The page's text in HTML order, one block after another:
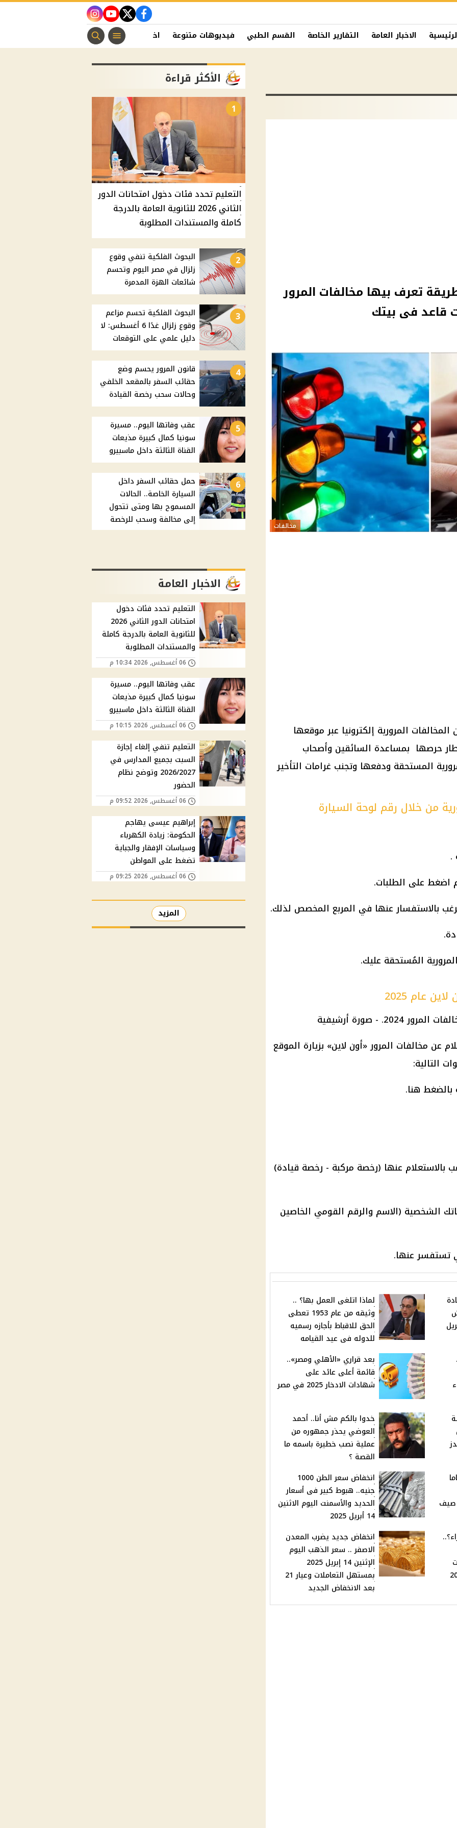
facebook
twitter
youtube
instagram
الاخبار العامة التقارير الخاصة القسم الطبي فيديوهات متنوعة اخبار الفن منوعات مسيحية
تعرف بيها مخالفات المرور
مخالفات
المرورية إلكترونيا عبر موقعها
حرصها بمساعدة السائقين وأصحاب
المستحقة ودفعها وتجنب غرامات التأخير
من خلال رقم لوحة السيارة
عام 2025
عن مخالفات المرور «أون لاين» بزيارة الموقع
التالية:
بالاستعلام عنها (رخصة مركبة - رخصة قيادة)
الشخصية (الاسم والرقم القومي الخاصين
لماذا اتلغى العمل بها؟ ..
وثيقه من عام 1953 تعطى
الحق للاقباط بأجازه رسميه
للدوله فى عيد القيامه
بعد قراري «الأهلي ومصر»..
قائمة أعلى عائد على
شهادات الادخار 2025 في مصر
خدوا بالكم مش أنا.. أحمد
العوضي يحذر جمهوره من
عملية نصب خطيرة باسمه ما
القصة ؟
صيف
انخفاض سعر الطن 1000
جنيه.. هبوط كبير فى أسعار
الحديد والأسمنت اليوم الاثنين
14 أبريل 2025
انخفاض جديد يضرب المعدن
الاصفر .. سعر الذهب اليوم
الإثنين 14 إبريل 2025
بمستهل التعاملات وعيار 21
بعد الانخفاض الجديد
الأكثر قراءة
1
التعليم تحدد فئات دخول امتحانات الدور
الثاني 2026 للثانوية العامة بالدرجة
كاملة والمستندات المطلوبة
2
البحوث الفلكية تنفي وقوع
زلزال في مصر اليوم وتحسم
شائعات الهزة المدمرة
3
البحوث الفلكية تحسم مزاعم
وقوع زلزال غدًا 6 أغسطس: لا
دليل علمي على التوقعات
4
قانون المرور يحسم وضع
حقائب السفر بالمقعد الخلفي
وحالات سحب رخصة القيادة
5
عقب وفاتها اليوم.. مسيرة
سونيا كمال كبيرة مذيعات
القناة الثالثة داخل ماسبيرو
6
حمل حقائب السفر داخل
السيارة الخاصة.. الحالات
المسموح بها ومتى تتحول
إلى مخالفة وسحب للرخصة
الاخبار العامة
التعليم تحدد فئات دخول
امتحانات الدور الثاني 2026
للثانوية العامة بالدرجة كاملة
والمستندات المطلوبة
06 أغسطس, 2026 10:34 م
عقب وفاتها اليوم.. مسيرة
سونيا كمال كبيرة مذيعات
القناة الثالثة داخل ماسبيرو
06 أغسطس, 2026 10:15 م
التعليم تنفي إلغاء إجازة
السبت بجميع المدارس في
2026/2027 وتوضح نظام
الحضور
06 أغسطس, 2026 09:52 م
إبراهيم عيسى يهاجم
الحكومة: زيادة الكهرباء
وسياسات الإفقار والجباية
تضغط على المواطن
06 أغسطس, 2026 09:25 م
المزيد